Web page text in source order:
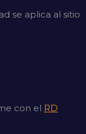
se aplica al sitio
con el RD